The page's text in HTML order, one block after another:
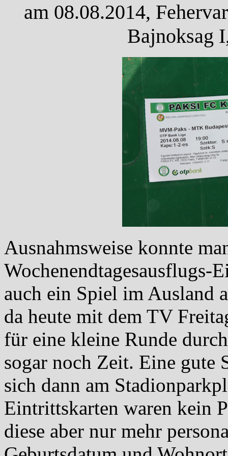
am 08.08.2014,
Bajnoksag
Ausnahmsweise konnte
Wochenendtagesausflugs-
auch ein Spiel im Ausland
da heute mit dem TV
für eine kleine Runde
sogar noch Zeit. Eine gute
sich dann am
Eintrittskarten waren kein
diese aber nur mehr